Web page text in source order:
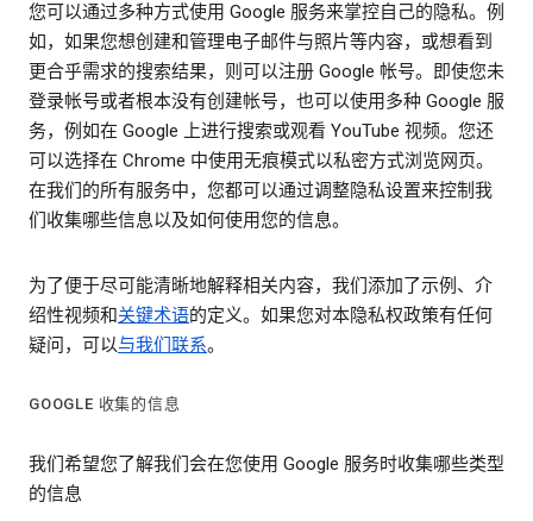
您可以通过多种方式使用 Google 服务来掌控自己的隐私。例
如，如果您想创建和管理电子邮件与照片等内容，或想看到
更合乎需求的搜索结果，则可以注册 Google 帐号。即使您未
登录帐号或者根本没有创建帐号，也可以使用多种 Google 服
务，例如在 Google 上进行搜索或观看 YouTube 视频。您还
可以选择在 Chrome 中使用无痕模式以私密方式浏览网页。
在我们的所有服务中，您都可以通过调整隐私设置来控制我
们收集哪些信息以及如何使用您的信息。
为了便于尽可能清晰地解释相关内容，我们添加了示例、介
绍性视频和关键术语的定义。如果您对本隐私权政策有任何
疑问，可以与我们联系。
GOOGLE 收集的信息
我们希望您了解我们会在您使用 Google 服务时收集哪些类型
的信息